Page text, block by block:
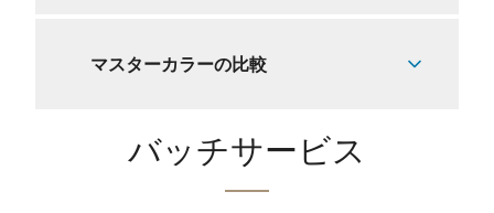
マスターカラーの比較
バッチサービス